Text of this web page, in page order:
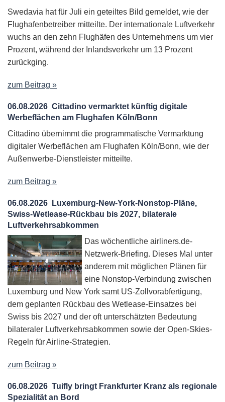
Swedavia hat für Juli ein geteiltes Bild gemeldet, wie der
Flughafenbetreiber mitteilte. Der internationale Luftverkehr
wuchs an den zehn Flughäfen des Unternehmens um vier
Prozent, während der Inlandsverkehr um 13 Prozent
zurückging.
zum Beitrag »
06.08.2026 Cittadino vermarktet künftig digitale
Werbeflächen am Flughafen Köln/Bonn
Cittadino übernimmt die programmatische Vermarktung
digitaler Werbeflächen am Flughafen Köln/Bonn, wie der
Außenwerbe-Dienstleister mitteilte.
zum Beitrag »
06.08.2026
Luxemburg-New-York-Nonstop-Pläne,
Swiss-Wetlease-Rückbau bis 2027, bilaterale
Luftverkehrsabkommen
Das wöchentliche airliners.de-
Netzwerk-Briefing. Dieses Mal unter
anderem mit möglichen Plänen für
eine Nonstop-Verbindung zwischen
Luxemburg und New York samt US-Zollvorabfertigung,
dem geplanten Rückbau des Wetlease-Einsatzes bei
Swiss bis 2027 und der oft unterschätzten Bedeutung
bilateraler Luftverkehrsabkommen sowie der Open-Skies-
Regeln für Airline-Strategien.
zum Beitrag »
06.08.2026 Tuifly bringt Frankfurter Kranz als regionale
Spezialität an Bord